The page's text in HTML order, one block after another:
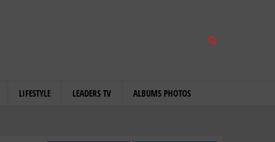
LIFESTYLE LEADERS TV ALBUMS PHOTOS